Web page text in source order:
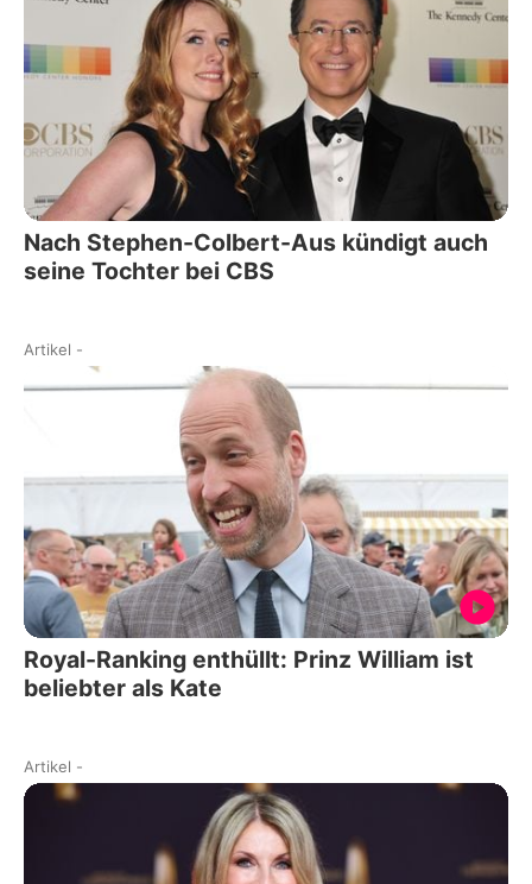
Nach Stephen-Colbert-Aus kündigt auch
seine Tochter bei CBS
Artikel -
Royal-Ranking enthüllt: Prinz William ist
beliebter als Kate
Artikel -